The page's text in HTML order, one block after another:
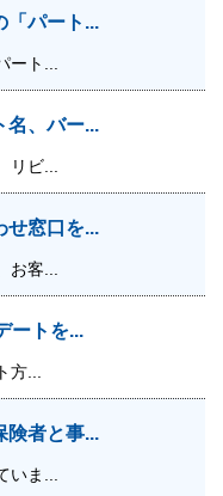
「パート...
ート...
名、バー...
ビ...
せ窓口を...
客...
ートを...
方...
険者と事...
ま...